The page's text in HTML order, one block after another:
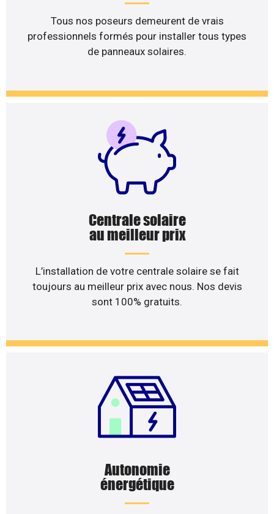
Tous nos poseurs demeurent de vrais
professionnels formés pour installer tous types
de panneaux solaires.
Centrale solaire
au meilleur prix
L’installation de votre centrale solaire se fait
toujours au meilleur prix avec nous. Nos devis
sont 100% gratuits.
Autonomie
énergétique